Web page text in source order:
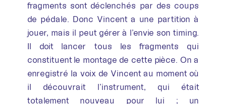
fragments sont déclenchés par des coups
de pédale. Donc Vincent a une partition à
jouer, mais il peut gérer à l’envie son timing.
Il doit lancer tous les fragments qui
constituent le montage de cette pièce. On a
enregistré la voix de Vincent au moment où
il découvrait l’instrument, qui était
totalement nouveau pour lui ; un